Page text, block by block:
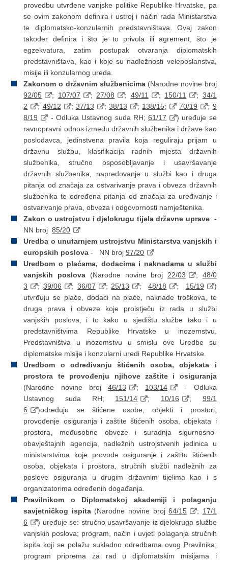
provedbu utvrđene vanjske politike Republike Hrvatske, pa
se ovim zakonom definira i ustroj i način rada Ministarstva
te diplomatsko-konzularnih predstavništava. Ovaj zakon
također definira i što je to privola ili agrement, što je
egzekvatura, zatim postupak otvaranja diplomatskih
predstavništava, kao i koje su nadležnosti veleposlanstva,
misije ili konzularnog ureda.
Zakonom o državnim službenicima(Narodne novine broj
92/05
; 107/07 ; 27/08 ; 49/11 ; 150/11 ; 34/1
2
; 49/12 ; 37/13 ;38/13 ; 138/15; 70/19 ; 9
8/19
- Odluka Ustavnog suda RH;61/17
) uređuje se
ravnopravni odnos između državnih službenika i države kao
poslodavca, jedinstvena pravila koja reguliraju prijam u
državnu službu, klasifikacija radnih mjesta državnih
službenika, stručno osposobljavanje i usavršavanje
državnih službenika, napredovanje u službi kao i druga
pitanja od značaja za ostvarivanje prava i obveza državnih
službenika te određena pitanja od značaja za uređivanje i
ostvarivanje prava, obveza i odgovornosti namještenika.
Zakon o ustrojstvu i djelokrugu tijela državne uprave -
NN broj85/20
Uredba o unutarnjem ustrojstvu Ministarstva vanjskih i
europskih poslova- NN broj97/20
Uredbom o plaćama, dodacima i naknadama u službi
vanjskih poslova (Narodne novine broj 22/03 ; 48/0
3
;39/06 ; 36/07 ; 25/13 ;48/18 ; 15/19
)
utvrđuju se plaće, dodaci na plaće, naknade troškova, te
druga prava i obveze koje proistječu iz rada u službi
vanjskih poslova, i to kako u sjedištu službe tako i u
predstav­ništvima Republike Hrvatske u inozemstvu.
Predstavništva u inozemstvu u smislu ove Uredbe su
diplomatske misije i konzularni uredi Republike Hrvatske.
Uredbom o određivanju štićenih osoba, objekata i
prostora te provođenju njihove zaštite i osiguranja
(Narodne novine broj 46/13 ; 103/14
- Odluka
Ustavnog suda RH; 151/14 ; 10/16 ; 99/1
6
)određuju se štićene osobe, objekti i prostori,
provođenje osiguranja i zaštite štićenih osoba, objekata i
prostora, međusobne obveze i suradnja sigurnosno-
obavještajnih agencija, nadležnih ustrojstvenih jedinica u
ministarstvima koje provode osiguranje i zaštitu štićenih
osoba, objekata i prostora, stručnih službi nadležnih za
poslove osiguranja u drugim državnim tijelima kao i s
organizatorima određenih događanja.
Pravilnikom o Diplomatskoj akademiji i polaganju
savjetničkog ispita(Narodne novine broj64/15 ; 17/1
6
) uređuje se: stručno usavršavanje iz djelokruga službe
vanjskih poslova; program, način i uvjeti polaganja stručnih
ispita koji se polažu sukladno odredbama ovog Pravilnika;
program priprema za rad u diplomatskim misijama i